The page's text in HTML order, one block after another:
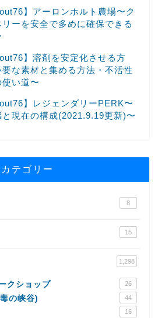
】アーロンホルト農場〜ク
リーを安全で多めに確保できる
】溶剤を安定化させる方
要な素材と集める方法・不活性
い道〜
】レジェンダリーPERK〜
と現在の構成(2021.9.19更新)〜
カテゴリー
8
15
1,298
クショップ 26
の峡谷) 44
16